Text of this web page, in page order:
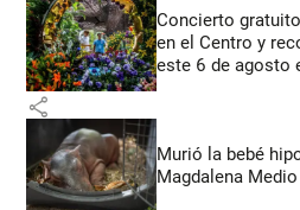
Concierto
en el Centro y
este 6 de agosto
share
Murió la bebé
Magdalena Medio